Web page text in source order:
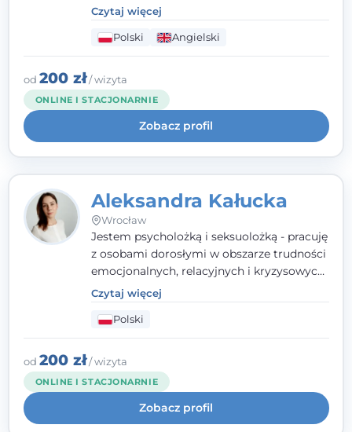
parami. Specjalizuję się w obszarze zdrowia
seksualnego, żałoby, kryzysów życiowych i
wypalenia zawodowego. Pracuję w języku
polskim i angielskim, w podejściu
humanistycznym, opartym na
partnerstwie i podmiotowości klienta.
Czytaj więcej
Polski Angielski
od 200 zł/ wizyta
ONLINE I STACJONARNIE
Zobacz profil
Aleksandra Kałucka
Wrocław
Jestem psycholożką i seksuolożką - pracuję
z osobami dorosłymi w obszarze trudności
emocjonalnych, relacyjnych i kryzysowych,
w tym z osobami po doświadczeniach
przemocy. Ukończyłam psychologię
kliniczną oraz studia podyplomowe z
interwencji kryzysowej i seksuologii
klinicznej na SWPS we Wrocławiu. W pracy
kieruję się empatią, etyką zawodową i
uważnością na potrzeby klienta.
Czytaj więcej
Polski
od 200 zł/ wizyta
ONLINE I STACJONARNIE
Zobacz profil